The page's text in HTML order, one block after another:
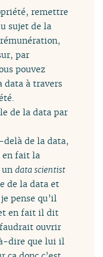
remettre
sujet de la
par
pouvez
data à travers
de la data par
delà de la data,
en fait la
undata scientist
de la data et
pense qu’il
en fait il dit
ouvrir
à-dire que lui il